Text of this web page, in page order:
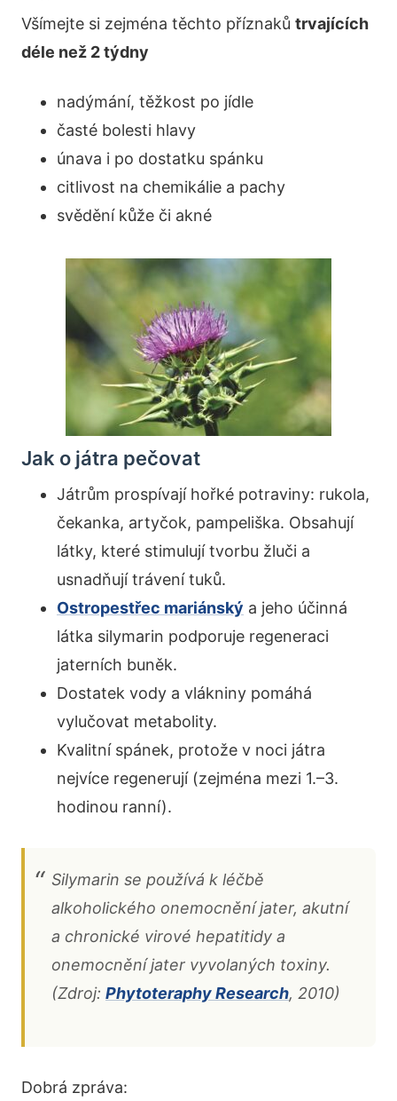
Všímejte si zejména těchto příznaků trvajících
déle než 2 týdny
nadýmání, těžkost po jídle
časté bolesti hlavy
únava i po dostatku spánku
citlivost na chemikálie a pachy
svědění kůže či akné
Jak o játra pečovat
Játrům prospívají hořké potraviny: rukola,
čekanka, artyčok, pampeliška. Obsahují
látky, které stimulují tvorbu žluči a
usnadňují trávení tuků.
Ostropestřec mariánský a jeho účinná
látka silymarin podporuje regeneraci
jaterních buněk.
Dostatek vody a vlákniny pomáhá
vylučovat metabolity.
Kvalitní spánek, protože v noci játra
nejvíce regenerují (zejména mezi 1.–3.
hodinou ranní).
Silymarin se používá k léčbě
alkoholického onemocnění jater, akutní
a chronické virové hepatitidy a
onemocnění jater vyvolaných toxiny.
(Zdroj: Phytoteraphy Research, 2010)
Dobrá zpráva: